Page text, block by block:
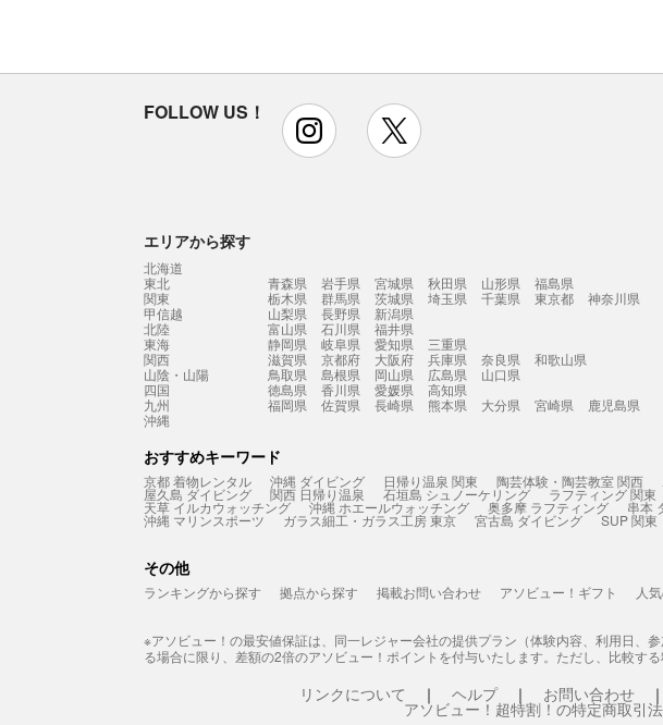
FOLLOW US！ instagram
エリアから探す
北海道
東北
青森県 岩手県 宮城県 秋田県 山形県
福島県
関東
栃木県 群馬県 茨城県 埼玉県 千葉県 東京都
神奈川県
甲信越
山梨県 長野県
新潟県
北陸
富山県 石川県
福井県
東海
静岡県 岐阜県 愛知県
三重県
関西
滋賀県 京都府 大阪府 兵庫県 奈良県
和歌山県
山陰・山陽
鳥取県 島根県 岡山県 広島県
山口県
四国
徳島県 香川県 愛媛県
高知県
九州
福岡県 佐賀県 長崎県 熊本県 大分県 宮崎県
鹿児島県
沖縄
おすすめキーワード
京都 着物レンタル 沖縄 ダイビング 日帰り温泉 関東 陶芸体験・陶芸教室 関西
屋久島 ダイビング 関西 日帰り温泉 石垣島 シュノーケリング ラフティング 関東
天草 イルカウォッチング 沖縄 ホエールウォッチング 奥多摩 ラフティング 串本
沖縄 マリンスポーツ ガラス細工・ガラス工房 東京 宮古島 ダイビング SUP 関東
その他
ランキングから探す 拠点から探す 掲載お問い合わせ アソビュー！ギフト 人
※アソビュー！の最安値保証は、同一レジャー会社の提供プラン（体験内容、利用日、
る場合に限り、差額の2倍のアソビュー！ポイントを付与いたします。ただし、比較す
リンクについて ヘルプ お問い合わせ
アソビュー！超特割！の特定商取引